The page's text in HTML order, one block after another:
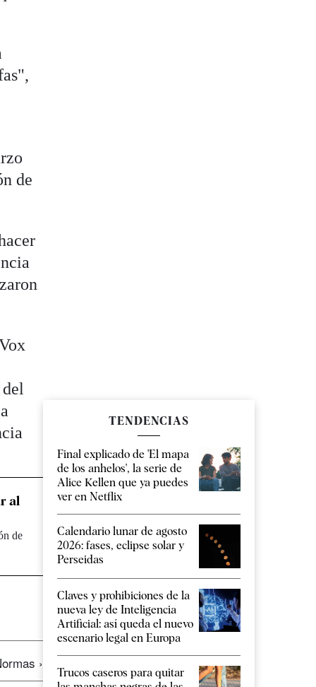
de
al
de
›
TENDENCIAS
Final explicado de 'El mapa
de los anhelos', la serie de
Alice Kellen que ya puedes
ver en Netflix
Calendario lunar de agosto
2026: fases, eclipse solar y
Perseidas
Claves y prohibiciones de la
nueva ley de Inteligencia
Artificial: así queda el nuevo
escenario legal en Europa
Trucos caseros para quitar